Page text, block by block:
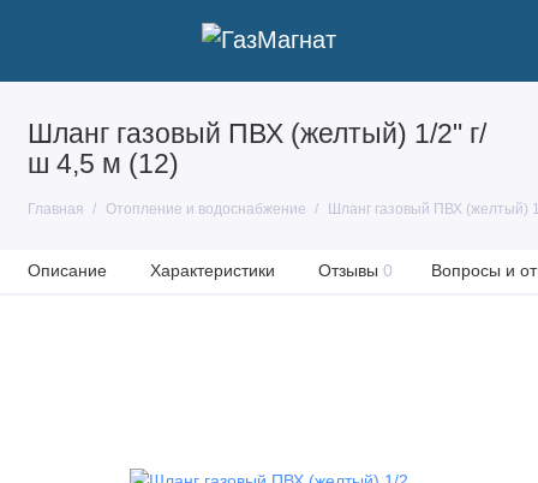
Шланг газовый ПВХ (желтый) 1/2" г/
ш 4,5 м (12)
Главная Отопление и водоснабжение Шланг газовый ПВХ (желтый)
Описание Характеристики Отзывы 0 Вопросы и